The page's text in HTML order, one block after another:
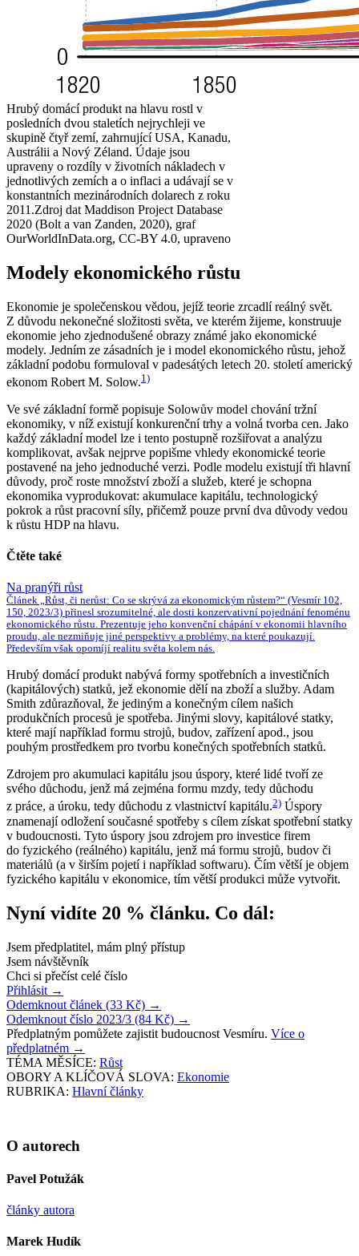
Hrubý domácí produkt na hlavu rostl v
posledních dvou staletích nejrychleji ve
skupině čtyř zemí, zahrnující USA, Kanadu,
Austrálii a Nový Zéland. Údaje jsou
upraveny o rozdíly v životních nákladech v
jednotlivých zemích a o inflaci a udávají se v
konstantních mezinárodních dolarech z roku
2011.Zdroj dat Maddison Project Database
2020 (Bolt a van Zanden, 2020), graf
OurWorldInData.org, CC-BY 4.0, upraveno
Modely ekonomického růstu
Ekonomie je společenskou vědou, jejíž teorie zrcadlí reálný svět.
Z důvodu nekonečné složitosti světa, ve kterém žijeme, konstruuje
ekonomie jeho zjednodušené obrazy známé jako ekonomické
modely. Jedním ze zásadních je i model ekonomického růstu, jehož
základní podobu formuloval v padesátých letech 20. století americký
ekonom Robert M. Solow.1)
Ve své základní formě popisuje Solowův model chování tržní
ekonomiky, v níž existují konkurenční trhy a volná tvorba cen. Jako
každý základní model lze i tento postupně rozšiřovat a analýzu
komplikovat, avšak nejprve popišme vhledy ekonomické teorie
postavené na jeho jednoduché verzi. Podle modelu existují tři hlavní
důvody, proč roste množství zboží a služeb, které je schopna
ekonomika vyprodukovat: akumulace kapitálu, technologický
pokrok a růst pracovní síly, přičemž pouze první dva důvody vedou
k růstu HDP na hlavu.
Čtěte také
Na pranýři růst
Článek „Růst, či nerůst: Co se skrývá za ekonomickým růstem?“ (Vesmír 102,
150, 2023/3) přinesl srozumitelné, ale dosti konzervativní pojednání fenoménu
ekonomického růstu. Prezentuje jeho konvenční chápání v ekonomii hlavního
proudu, ale nezmiňuje jiné perspektivy a problémy, na které poukazují.
Především však opomíjí realitu světa kolem nás.
Hrubý domácí produkt nabývá formy spotřebních a investičních
(kapitálových) statků, jež ekonomie dělí na zboží a služby. Adam
Smith zdůrazňoval, že jediným a konečným cílem našich
produkčních procesů je spotřeba. Jinými slovy, kapitálové statky,
které mají například formu strojů, budov, zařízení apod., jsou
pouhým prostředkem pro tvorbu konečných spotřebních statků.
Zdrojem pro akumulaci kapitálu jsou úspory, které lidé tvoří ze
svého důchodu, jenž má zejména formu mzdy, tedy důchodu
z práce, a úroku, tedy důchodu z vlastnictví kapitálu.2) Úspory
znamenají odložení současné spotřeby s cílem získat spotřební statky
v budoucnosti. Tyto úspory jsou zdrojem pro investice firem
do fyzického (reálného) kapitálu, jenž má formu strojů, budov či
materiálů (a v širším pojetí i například softwaru). Čím větší je objem
fyzického kapitálu v ekonomice, tím větší produkci může vytvořit.
Nyní vidíte 20 % článku. Co dál:
Jsem předplatitel, mám plný přístup
Jsem návštěvník
Chci si přečíst celé číslo
Přihlásit →
Odemknout článek (33 Kč) →
Odemknout číslo 2023/3 (84 Kč) →
Předplatným pomůžete zajistit budoucnost Vesmíru. Více o
předplatném →
TÉMA MĚSÍCE: Růst
OBORY A KLÍČOVÁ SLOVA: Ekonomie
RUBRIKA: Hlavní články
O autorech
Pavel Potužák
články autora
Marek Hudík